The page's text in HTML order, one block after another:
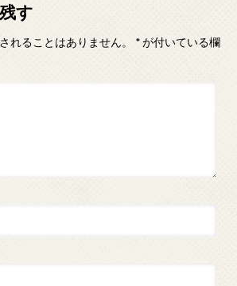
す
れることはありません。 *が付いている欄